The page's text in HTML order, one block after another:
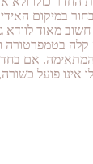
במיקום
מאוד לוודא
בטמפרטורה
אם בחדר
אינו פועל